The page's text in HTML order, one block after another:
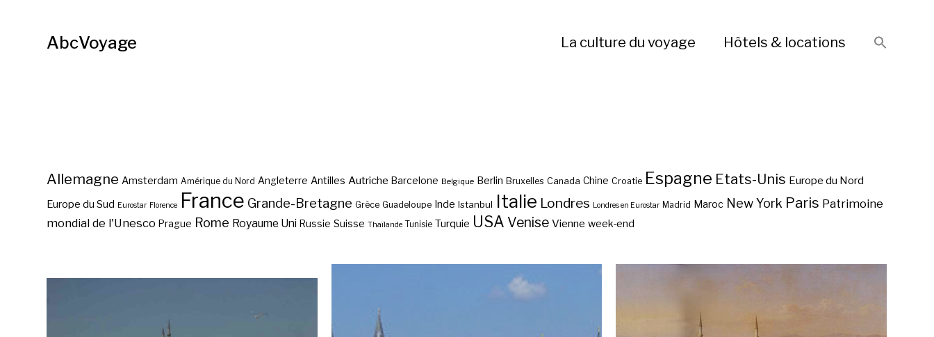
AbcVoyage La culture du voyage Hôtels & locations
Allemagne Amsterdam Amérique du Nord Angleterre Antilles Autriche Barcelone Belgique Berlin Bruxelles Canada Chine Croatie Espagne Etats-Unis Europe du Nord
Europe du Sud Eurostar Florence France Grande-Bretagne Grèce Guadeloupe Inde Istanbul Italie Londres Londres en Eurostar Madrid Maroc New York Paris Patrimoine
mondial de l'Unesco Prague Rome Royaume Uni Russie Suisse Thaïlande Tunisie Turquie USA Venise Vienne week-end